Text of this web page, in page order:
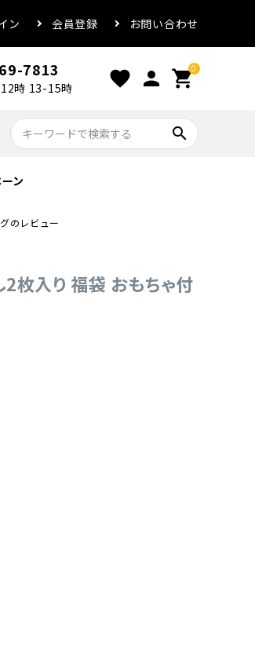
ン 会員登録 お問い合わせ
7813
時 13-15時 favorite person 0
shopping_cart
search
ン
のレビュー
枚入り 福袋 おもちゃ付